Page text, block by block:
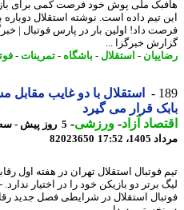
ملی پوش خود فرصت کمی برای
تیم داده است. نوشته استقلال دوباره به
خبرگزا ...
-استقلال-باشگاه-تمرینات -فوتبال
استقلال با دو غایب مقابل مس
قرار می گیرد
آزاد - ورزشی-
17:52
82023650
فوتبال استقلال تهران در هفته اول رقابت
برتر دو بازیکن خود را در اختیار ندارد. - تیم
استقلال در شرایطی فصل جدید رقابت